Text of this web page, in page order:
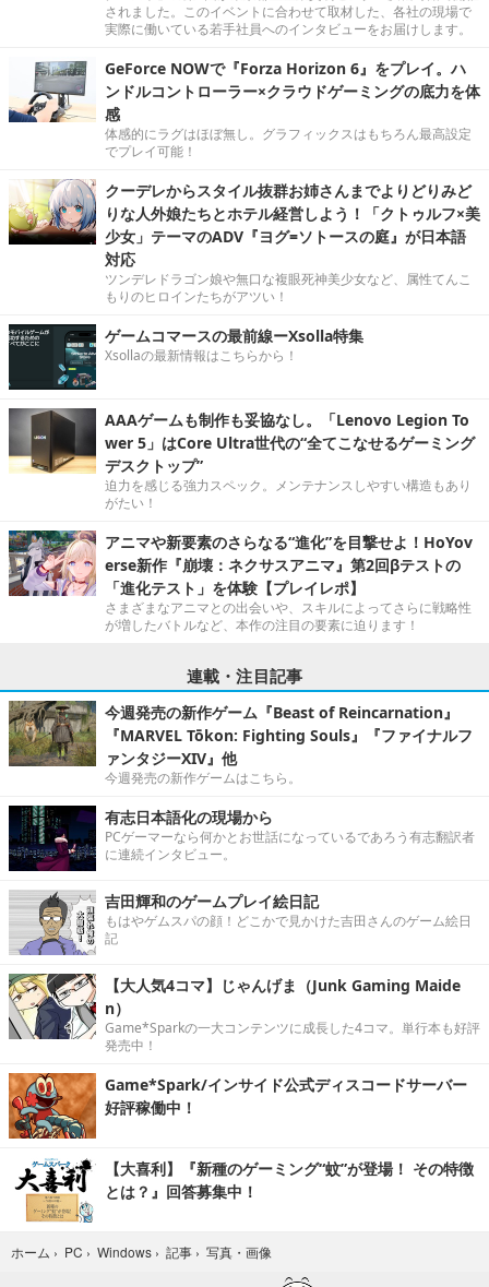
されました。このイベントに合わせて取材した、各社の現場で
実際に働いている若手社員へのインタビューをお届けします。
GeForce NOWで『Forza Horizon 6』をプレイ。ハ
ンドルコントローラー×クラウドゲーミングの底力を体
感
体感的にラグはほぼ無し。グラフィックスはもちろん最高設定
でプレイ可能！
クーデレからスタイル抜群お姉さんまでよりどりみど
りな人外娘たちとホテル経営しよう！「クトゥルフ×美
少女」テーマのADV『ヨグ=ソトースの庭』が日本語
対応
ツンデレドラゴン娘や無口な複眼死神美少女など、属性てんこ
もりのヒロインたちがアツい！
ゲームコマースの最前線ーXsolla特集
Xsollaの最新情報はこちらから！
AAAゲームも制作も妥協なし。「Lenovo Legion To
wer 5」はCore Ultra世代の“全てこなせるゲーミング
デスクトップ”
迫力を感じる強力スペック。メンテナンスしやすい構造もあり
がたい！
アニマや新要素のさらなる“進化”を目撃せよ！HoYov
erse新作『崩壊：ネクサスアニマ』第2回βテストの
「進化テスト」を体験【プレイレポ】
さまざまなアニマとの出会いや、スキルによってさらに戦略性
が増したバトルなど、本作の注目の要素に迫ります！
連載・注目記事
今週発売の新作ゲーム『Beast of Reincarnation』
『MARVEL Tōkon: Fighting Souls』『ファイナルフ
ァンタジーXIV』他
今週発売の新作ゲームはこちら。
有志日本語化の現場から
PCゲーマーなら何かとお世話になっているであろう有志翻訳者
に連続インタビュー。
吉田輝和のゲームプレイ絵日記
もはやゲムスパの顔！どこかで見かけた吉田さんのゲーム絵日
記
【大人気4コマ】じゃんげま（Junk Gaming Maide
n）
Game*Sparkの一大コンテンツに成長した4コマ。単行本も好評
発売中！
Game*Spark/インサイド公式ディスコードサーバー
好評稼働中！
【大喜利】『新種のゲーミング“蚊”が登場！ その特徴
とは？』回答募集中！
ホーム › PC › Windows › 記事 › 写真・画像